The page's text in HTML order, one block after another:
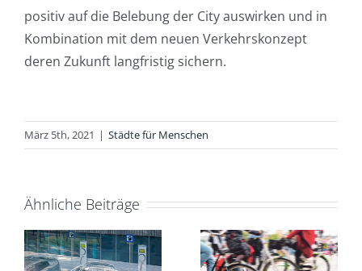
positiv auf die Belebung der City auswirken und in
Kombination mit dem neuen Verkehrskonzept
deren Zukunft langfristig sichern.
März 5th, 2021 | Städte für Menschen
Ähnliche Beiträge